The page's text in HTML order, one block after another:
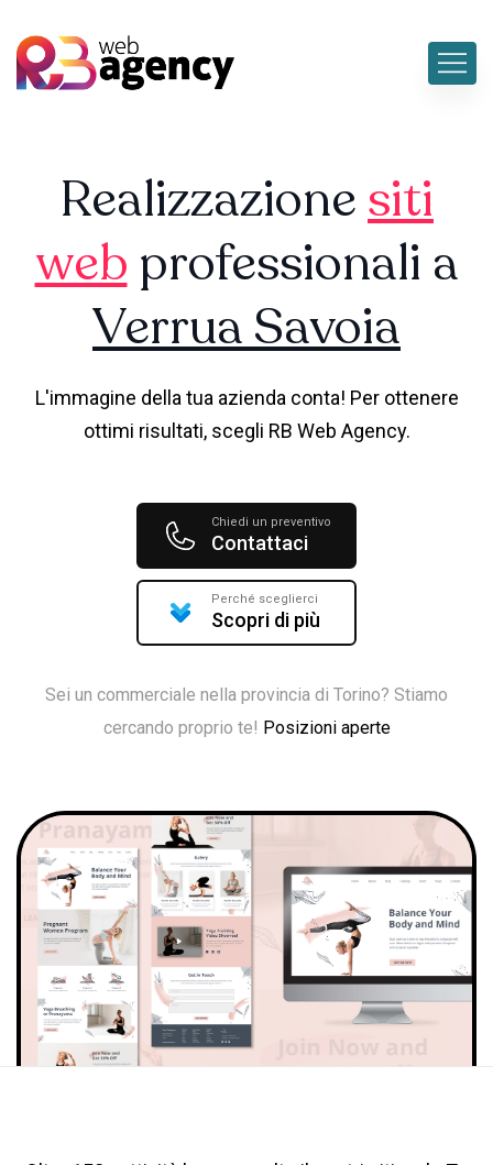
Realizzazionesiti
web professionali a
Verrua Savoia
L'immagine della tua azienda conta! Per ottenere
ottimi risultati, scegli RB Web Agency.
Chiedi un preventivo
Contattaci
Perché sceglierci
Scopri di più
Sei un commerciale nella provincia di Torino? Stiamo
cercando proprio te! Posizioni aperte